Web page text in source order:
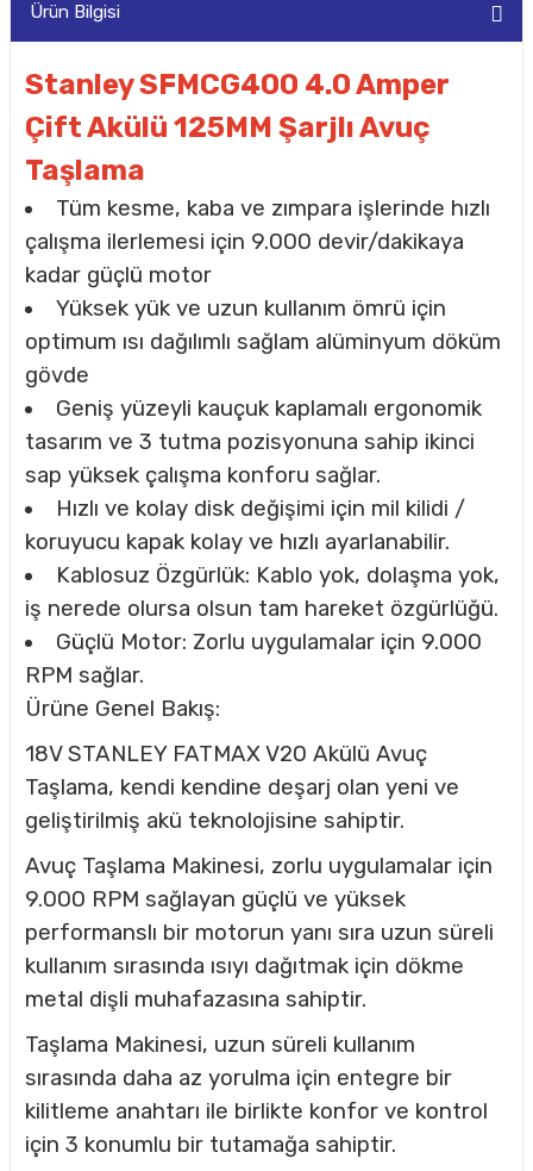
Ürün Bilgisi
Stanley ‎SFMCG400 4.0 Amper
Çift Akülü 125MM Şarjlı Avuç
Taşlama
Tüm kesme, kaba ve zımpara işlerinde hızlı
çalışma ilerlemesi için 9.000 devir/dakikaya
kadar güçlü motor
Yüksek yük ve uzun kullanım ömrü için
optimum ısı dağılımlı sağlam alüminyum döküm
gövde
Geniş yüzeyli kauçuk kaplamalı ergonomik
tasarım ve 3 tutma pozisyonuna sahip ikinci
sap yüksek çalışma konforu sağlar.
Hızlı ve kolay disk değişimi için mil kilidi /
koruyucu kapak kolay ve hızlı ayarlanabilir.
Kablosuz Özgürlük: Kablo yok, dolaşma yok,
iş nerede olursa olsun tam hareket özgürlüğü.
Güçlü Motor: Zorlu uygulamalar için 9.000
RPM sağlar.
Ürüne Genel Bakış:
18V STANLEY FATMAX V20 Akülü Avuç
Taşlama, kendi kendine deşarj olan yeni ve
geliştirilmiş akü teknolojisine sahiptir.
Avuç Taşlama Makinesi, zorlu uygulamalar için
9.000 RPM sağlayan güçlü ve yüksek
performanslı bir motorun yanı sıra uzun süreli
kullanım sırasında ısıyı dağıtmak için dökme
metal dişli muhafazasına sahiptir.
Taşlama Makinesi, uzun süreli kullanım
sırasında daha az yorulma için entegre bir
kilitleme anahtarı ile birlikte konfor ve kontrol
için 3 konumlu bir tutamağa sahiptir.